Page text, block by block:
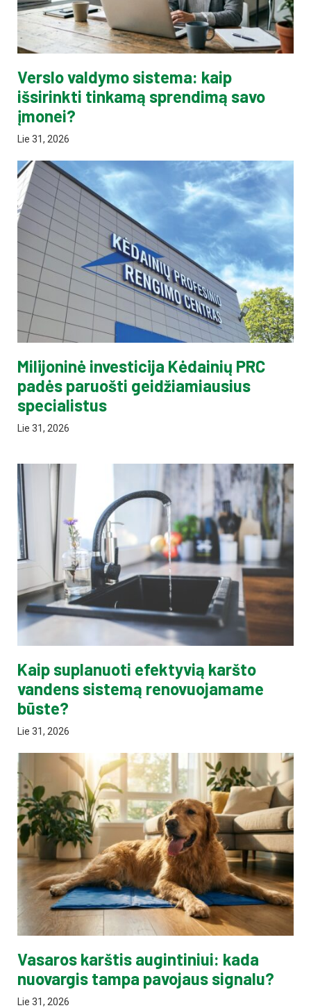
Verslo valdymo sistema: kaip
išsirinkti tinkamą sprendimą savo
įmonei?
Lie 31, 2026
Milijoninė investicija Kėdainių PRC
padės paruošti geidžiamiausius
specialistus
Lie 31, 2026
Kaip suplanuoti efektyvią karšto
vandens sistemą renovuojamame
būste?
Lie 31, 2026
Vasaros karštis augintiniui: kada
nuovargis tampa pavojaus signalu?
Lie 31, 2026